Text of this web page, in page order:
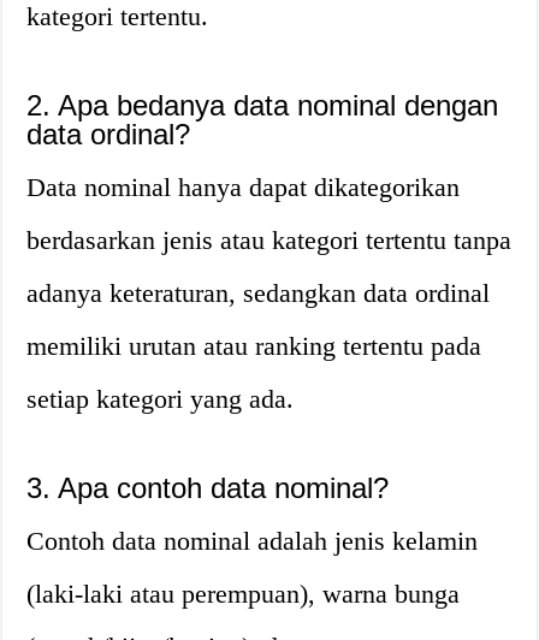
kategori tertentu.
2. Apa bedanya data nominal dengan
data ordinal?
Data nominal hanya dapat dikategorikan
berdasarkan jenis atau kategori tertentu tanpa
adanya keteraturan, sedangkan data ordinal
memiliki urutan atau ranking tertentu pada
setiap kategori yang ada.
3. Apa contoh data nominal?
Contoh data nominal adalah jenis kelamin
(laki-laki atau perempuan), warna bunga